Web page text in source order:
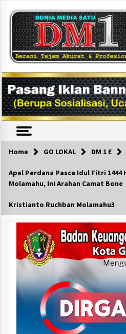
content
Home GO LOKAL DM 1 E
Apel Perdana Pasca Idul Fitri 1444
Molamahu, Ini Arahan Camat Bone
Kristianto Ruchban Molamahu3